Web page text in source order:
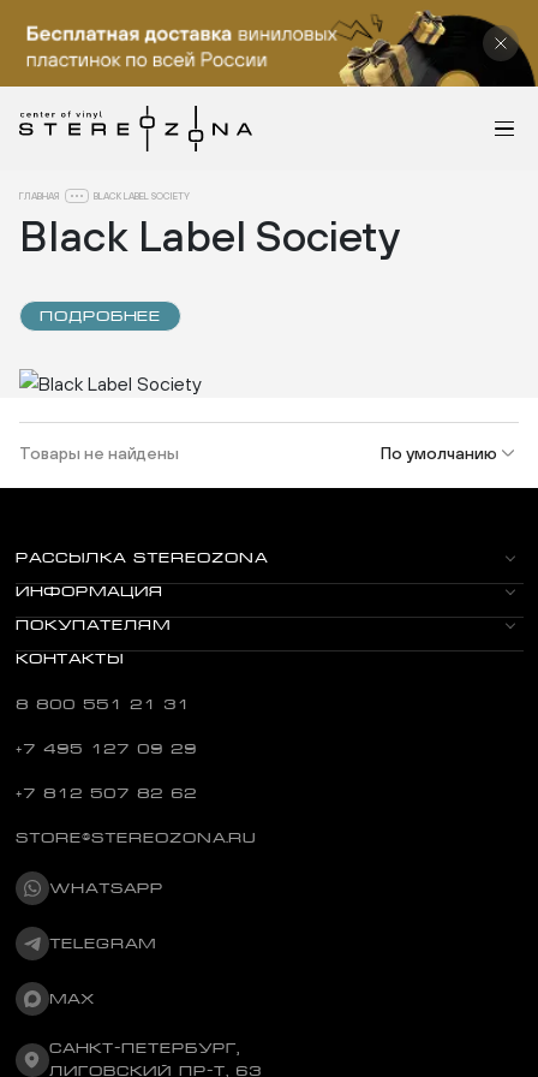
ГЛАВНАЯ BLACK LABEL SOCIETY
Black Label Society
ПОДРОБНЕЕ
Товары не найдены По умолчанию
РАССЫЛКА STEREOZONA
ИНФОРМАЦИЯ
ПОКУПАТЕЛЯМ
КОНТАКТЫ
8 800 551 21 31
+7 495 127 09 29
+7 812 507 82 62
STORE@STEREOZONA.RU
WHATSAPP
TELEGRAM
MAX
САНКТ-ПЕТЕРБУРГ,
ЛИГОВСКИЙ ПР-Т, 63